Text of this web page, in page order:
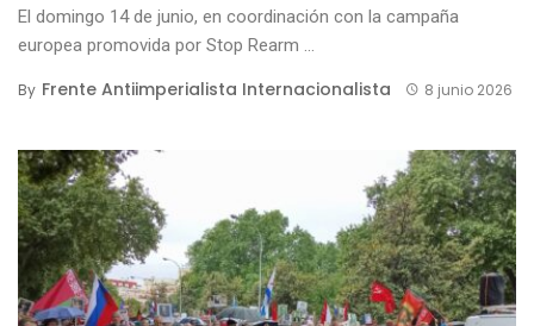
El domingo 14 de junio, en coordinación con la campaña
europea promovida por Stop Rearm ...
By Frente Antiimperialista Internacionalista 8 junio 2026